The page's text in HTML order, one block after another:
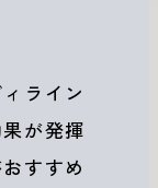
ライン
が発揮
すすめ